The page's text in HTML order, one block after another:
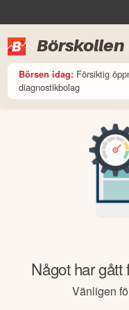
Börskollen
Börsen idag: Försiktig
diagnostikbolag
Något har gått
Vänligen